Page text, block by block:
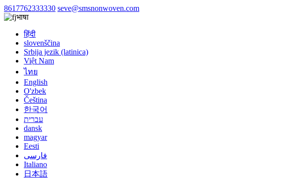
8617762333330 seve@smsnonwoven.com
भाषा
हिंदी
slovenščina
Srbija jezik (latinica)
Việt Nam
ไทย
English
O'zbek
Čeština
한국어
עברית
dansk
magyar
Eesti
فارسی
Italiano
日本語